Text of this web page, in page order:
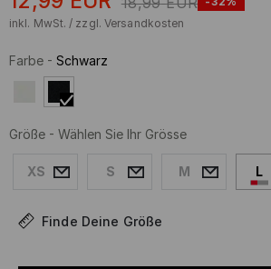
inkl. MwSt. / zzgl. Versandkosten
Farbe - Schwarz
Größe - Wählen Sie Ihr Grösse
XS S M L
Finde Deine Größe